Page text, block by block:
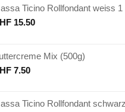
Ticino Rollfondant weiss 1
15.50
Mix (500g)
7.50
Ticino Rollfondant